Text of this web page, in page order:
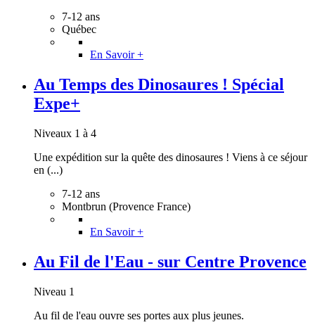
7-12 ans
Québec
En Savoir +
Au Temps des Dinosaures ! Spécial
Expe+
Niveaux 1 à 4
Une expédition sur la quête des dinosaures ! Viens à ce séjour
en (...)
7-12 ans
Montbrun (Provence France)
En Savoir +
Au Fil de l'Eau - sur Centre Provence
Niveau 1
Au fil de l'eau ouvre ses portes aux plus jeunes.